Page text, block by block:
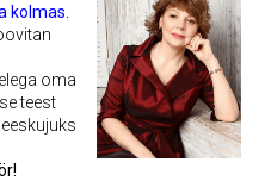
kolmas.
oma
teest